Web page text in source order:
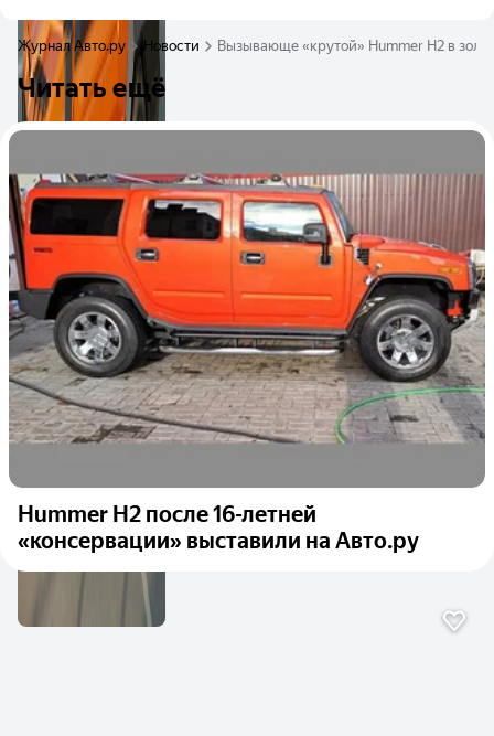
Журнал Авто.ру Новости Вызывающе «крутой» Hummer H2 в
Читать ещё
Hummer H2 после 16-летней
«консервации» выставили на Авто.ру